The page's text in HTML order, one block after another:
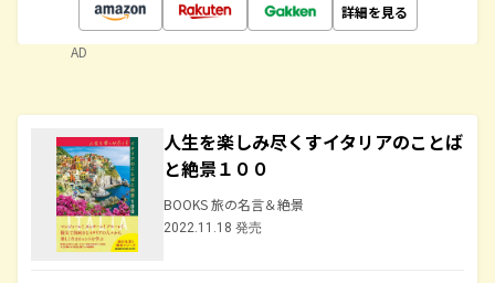
詳細を見る
AD
人生を楽しみ尽くすイタリアのことば
と絶景１００
BOOKS 旅の名言＆絶景
2022.11.18 発売